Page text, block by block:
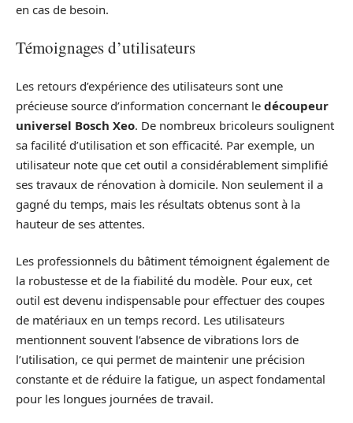
en cas de besoin.
Témoignages d’utilisateurs
Les retours d’expérience des utilisateurs sont une
précieuse source d’information concernant le découpeur
universel Bosch Xeo. De nombreux bricoleurs soulignent
sa facilité d’utilisation et son efficacité. Par exemple, un
utilisateur note que cet outil a considérablement simplifié
ses travaux de rénovation à domicile. Non seulement il a
gagné du temps, mais les résultats obtenus sont à la
hauteur de ses attentes.
Les professionnels du bâtiment témoignent également de
la robustesse et de la fiabilité du modèle. Pour eux, cet
outil est devenu indispensable pour effectuer des coupes
de matériaux en un temps record. Les utilisateurs
mentionnent souvent l’absence de vibrations lors de
l’utilisation, ce qui permet de maintenir une précision
constante et de réduire la fatigue, un aspect fondamental
pour les longues journées de travail.